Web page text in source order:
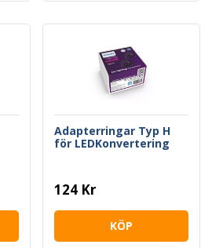
Adapterringar Typ H
för LEDKonvertering
124 Kr
KÖP